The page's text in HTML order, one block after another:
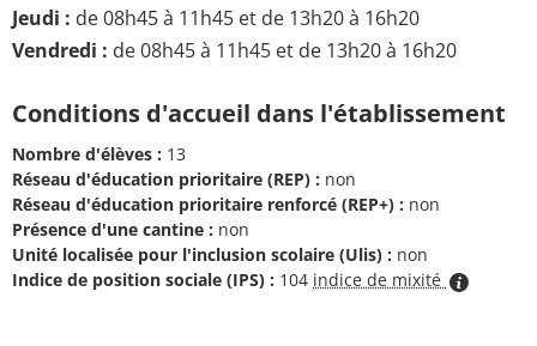
Jeudi : de 08h45 à 11h45 et de 13h20 à 16h20
Vendredi : de 08h45 à 11h45 et de 13h20 à 16h20
Conditions d'accueil dans l'établissement
Nombre d'élèves : 13
Réseau d'éducation prioritaire (REP) : non
Réseau d'éducation prioritaire renforcé (REP+) : non
Présence d'une cantine : non
Unité localisée pour l'inclusion scolaire (Ulis) : non
Indice de position sociale (IPS) : 104 indice de mixité